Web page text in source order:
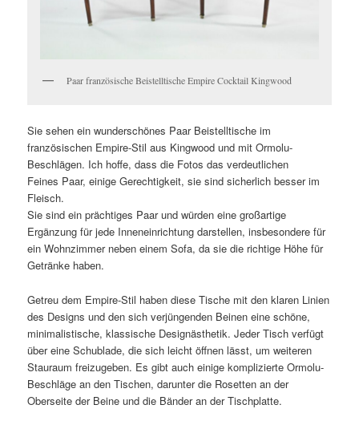
Paar französische Beistelltische Empire Cocktail Kingwood
Sie sehen ein wunderschönes Paar Beistelltische im
französischen Empire-Stil aus Kingwood und mit Ormolu-
Beschlägen. Ich hoffe, dass die Fotos das verdeutlichen
Feines Paar, einige Gerechtigkeit, sie sind sicherlich besser im
Fleisch.
Sie sind ein prächtiges Paar und würden eine großartige
Ergänzung für jede Inneneinrichtung darstellen, insbesondere für
ein Wohnzimmer neben einem Sofa, da sie die richtige Höhe für
Getränke haben.
Getreu dem Empire-Stil haben diese Tische mit den klaren Linien
des Designs und den sich verjüngenden Beinen eine schöne,
minimalistische, klassische Designästhetik. Jeder Tisch verfügt
über eine Schublade, die sich leicht öffnen lässt, um weiteren
Stauraum freizugeben. Es gibt auch einige komplizierte Ormolu-
Beschläge an den Tischen, darunter die Rosetten an der
Oberseite der Beine und die Bänder an der Tischplatte.